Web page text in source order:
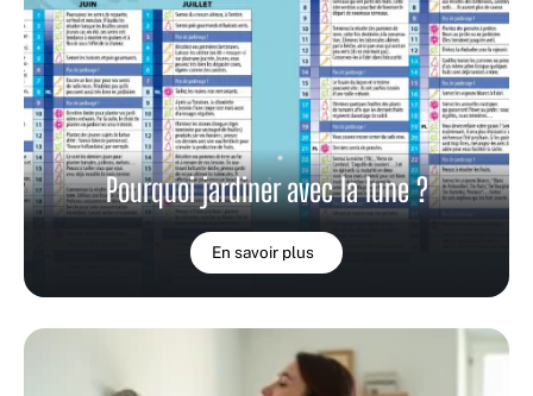
Pourquoi jardiner avec la lune ?
En savoir plus